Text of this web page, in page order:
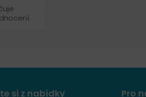
si z nabídky Pro